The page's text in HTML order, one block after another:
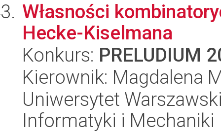
Własności
Hecke-Kiselmana
Konkurs: PRELUDIUM
Kierownik: Magdalena
Uniwersytet
Informatyki i Mechaniki